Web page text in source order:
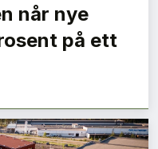
når nye
på ett